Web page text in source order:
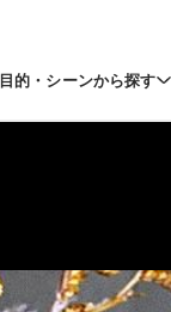
目的・シーンから探す